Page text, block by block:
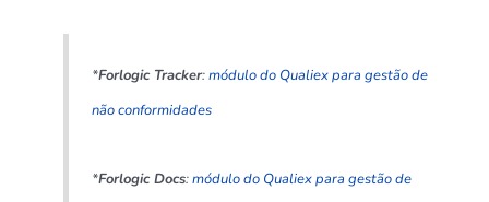
*Forlogic Tracker:módulo do Qualiex para gestão de
não conformidades
*Forlogic Docs:módulo do Qualiex para gestão de